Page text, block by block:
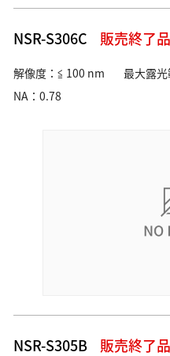
NSR-S306C 販売終了品
解像度：≦ 100 nm
最大露
NA：0.78
NSR-S305B 販売終了品